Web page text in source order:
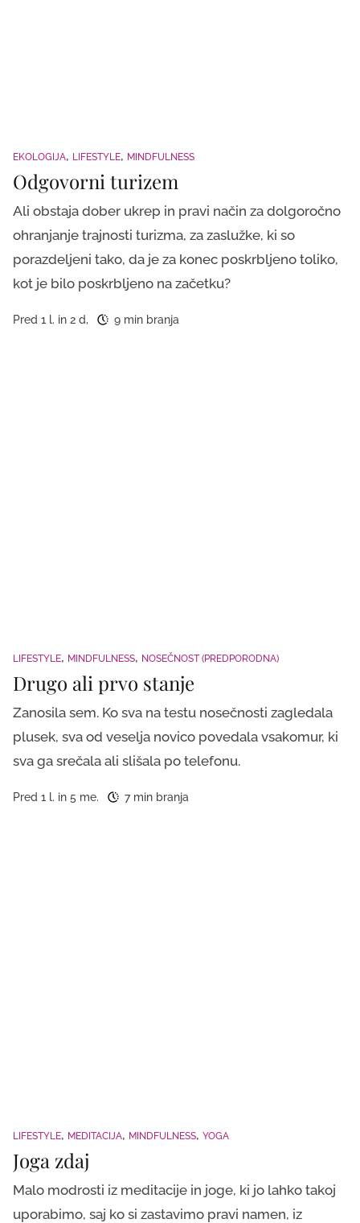
EKOLOGIJA LIFESTYLE MINDFULNESS
Odgovorni turizem
Ali obstaja dober ukrep in pravi način za dolgoročno
ohranjanje trajnosti turizma, za zaslužke, ki so
porazdeljeni tako, da je za konec poskrbljeno toliko,
kot je bilo poskrbljeno na začetku?
Pred 1 l. in 2 d, 9 min branja
LIFESTYLE MINDFULNESS NOSEČNOST (PREDPORODNA)
Drugo ali prvo stanje
Zanosila sem. Ko sva na testu nosečnosti zagledala
plusek, sva od veselja novico povedala vsakomur, ki
sva ga srečala ali slišala po telefonu.
Pred 1 l. in 5 me. 7 min branja
LIFESTYLE MEDITACIJA MINDFULNESS YOGA
Joga zdaj
Malo modrosti iz meditacije in joge, ki jo lahko takoj
uporabimo, saj ko si zastavimo pravi namen, iz